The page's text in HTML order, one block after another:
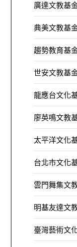
廣達文教基
典美文教基
趨勢教育基
世安文教基
龍應台文化
廖英鳴文教
太平洋文化
台北市文化
雲門舞集文
明基友達文
臺灣藝術文